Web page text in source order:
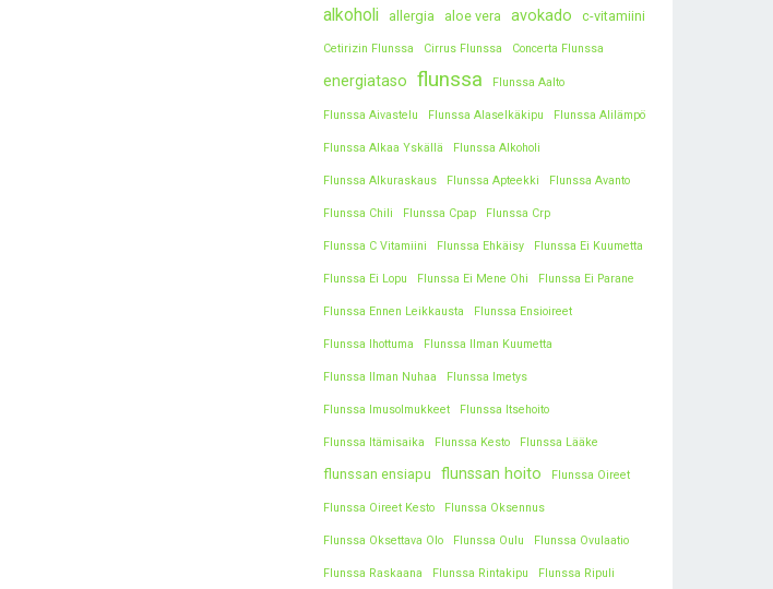
alkoholi allergia aloe vera avokado c-vitamiini
Cetirizin Flunssa Cirrus Flunssa Concerta Flunssa
energiataso flunssa Flunssa Aalto
Flunssa Aivastelu Flunssa Alaselkäkipu Flunssa Alilämpö
Flunssa Alkaa Yskällä Flunssa Alkoholi
Flunssa Alkuraskaus Flunssa Apteekki Flunssa Avanto
Flunssa Chili Flunssa Cpap Flunssa Crp
Flunssa C Vitamiini Flunssa Ehkäisy Flunssa Ei Kuumetta
Flunssa Ei Lopu Flunssa Ei Mene Ohi Flunssa Ei Parane
Flunssa Ennen Leikkausta Flunssa Ensioireet
Flunssa Ihottuma Flunssa Ilman Kuumetta
Flunssa Ilman Nuhaa Flunssa Imetys
Flunssa Imusolmukkeet Flunssa Itsehoito
Flunssa Itämisaika Flunssa Kesto Flunssa Lääke
flunssan ensiapu flunssan hoito Flunssa Oireet
Flunssa Oireet Kesto Flunssa Oksennus
Flunssa Oksettava Olo Flunssa Oulu Flunssa Ovulaatio
Flunssa Raskaana Flunssa Rintakipu Flunssa Ripuli